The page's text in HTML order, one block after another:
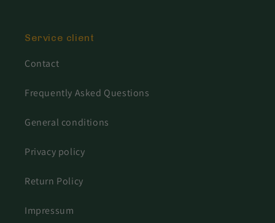
Service client
Contact
Frequently Asked Questions
General conditions
Privacy policy
Return Policy
Impressum